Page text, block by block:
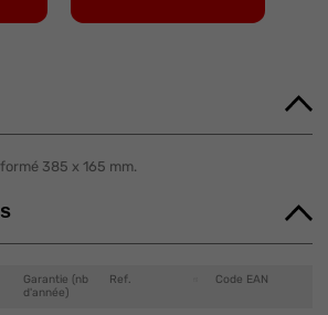
385 x 165 mm.
Garantie (nb
d'année)
Ref. Code EAN